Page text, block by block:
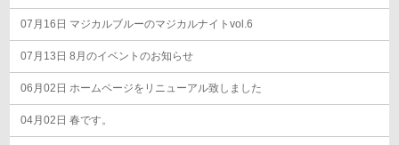
07月16日 マジカルブルーのマジカルナイトvol.6
07月13日 8月のイベントのお知らせ
06月02日 ホームページをリニューアル致しました
04月02日 春です。